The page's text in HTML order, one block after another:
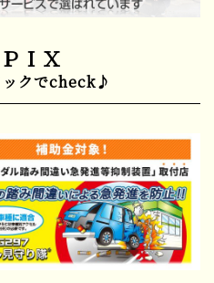
ＰＩＸ
ックでcheck♪